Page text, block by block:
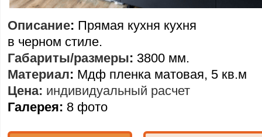
Описание: Прямая кухня кухня
в черном стиле.
Габариты/размеры: 3800 мм.
Материал: Мдф пленка матовая, 5 кв.м
Цена: индивидуальный расчет
Галерея: 8 фото